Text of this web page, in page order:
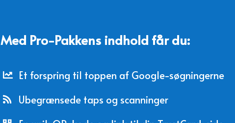
Med Pro-Pakkens indhold får du:
 Et forspring til toppen af Google-søgningerne
 Ubegrænsede taps og scanninger